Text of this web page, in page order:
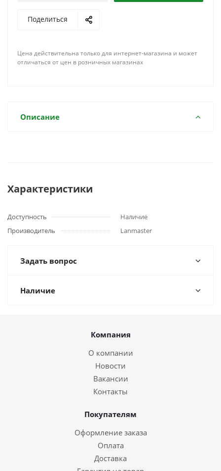
Поделиться
Цена действительна только для интернет-магазина и может
отличаться от цен в розничных магазинах
Описание
Характеристики
Доступность
Наличие
Производитель
Lanmaster
Задать вопрос
Наличие
Компания
О компании
Новости
Вакансии
Контакты
Покупателям
Оформление заказа
Оплата
Доставка